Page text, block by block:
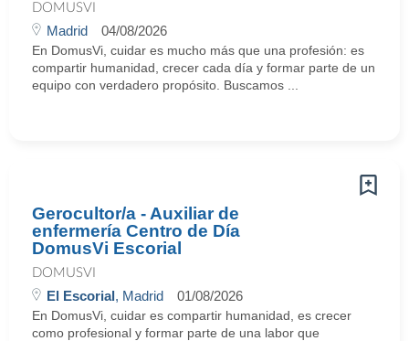
DOMUSVI
Madrid 04/08/2026
En DomusVi, cuidar es mucho más que una profesión: es
compartir humanidad, crecer cada día y formar parte de un
equipo con verdadero propósito. Buscamos ...
Gerocultor/a - Auxiliar de
enfermería Centro de Día
DomusVi Escorial
DOMUSVI
El Escorial, Madrid 01/08/2026
En DomusVi, cuidar es compartir humanidad, es crecer
como profesional y formar parte de una labor que